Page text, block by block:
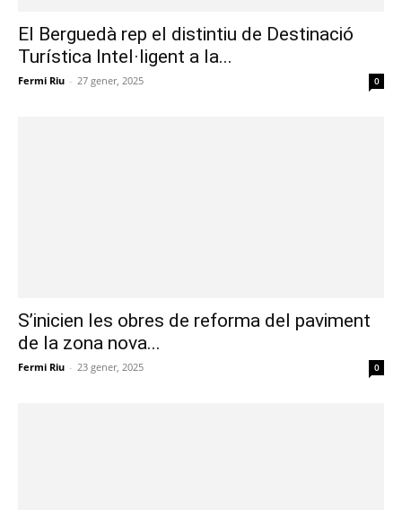
El Berguedà rep el distintiu de Destinació
Turística Intel·ligent a la...
Fermi Riu - 27 gener, 2025 0
S’inicien les obres de reforma del paviment
de la zona nova...
Fermi Riu - 23 gener, 2025 0